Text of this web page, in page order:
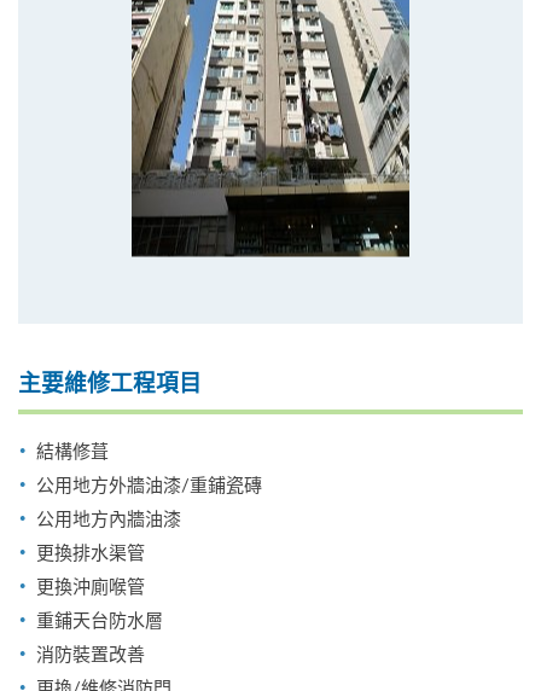
主要維修工程項目
結構修葺
公用地方外牆油漆/重鋪瓷磚
公用地方內牆油漆
更換排水渠管
更換沖廁喉管
重鋪天台防水層
消防裝置改善